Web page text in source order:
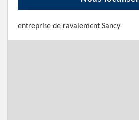
entreprise de ravalement Sancy